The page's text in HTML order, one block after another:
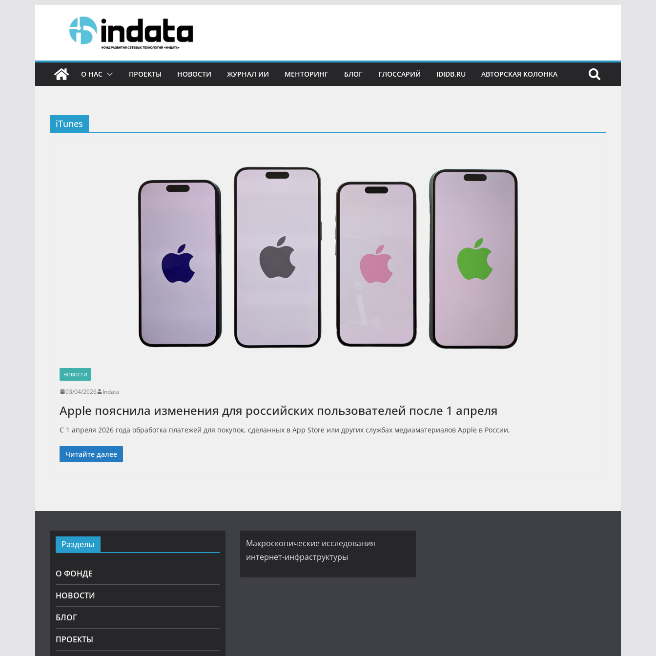
О НАС ПРОЕКТЫ НОВОСТИ ЖУРНАЛ ИИ МЕНТОРИНГ БЛОГ ГЛОССАРИЙ IDIDB.RU АВТОРСКАЯ КОЛОНКА
iTunes
НОВОСТИ
03/04/2026 Indata
Apple пояснила изменения для российских пользователей после 1 апреля
С 1 апреля 2026 года обработка платежей для покупок, сделанных в App Store или других службах медиаматериалов Apple в России,
Читайте далее
Разделы
О ФОНДЕ
НОВОСТИ
БЛОГ
ПРОЕКТЫ
Макроскопические исследования
интернет-инфраструктуры